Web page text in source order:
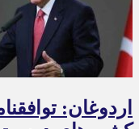
اردوغان: